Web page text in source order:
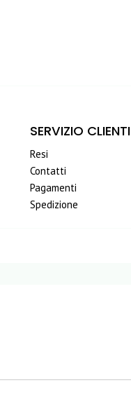
SERVIZIO CLIENTI
Resi
Contatti
Pagamenti
Spedizione